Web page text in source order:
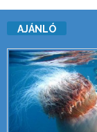
AJÁNLÓ